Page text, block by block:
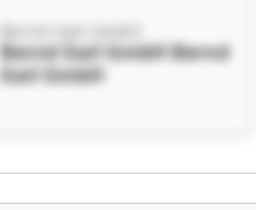
Bernd Gail GmbH
Bernd Gail GmbH Bernd
Gail GmbH
Kleinanzeige